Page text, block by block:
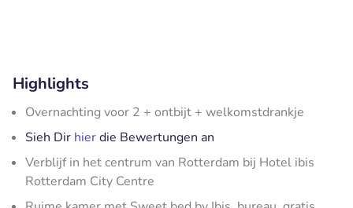
Highlights
Overnachting voor 2 + ontbijt + welkomstdrankje
Sieh Dir hierdie Bewertungen an
Verblijf in het centrum van Rotterdam bij Hotel ibis
Rotterdam City Centre